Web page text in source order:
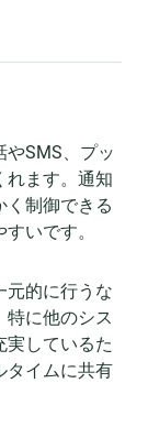
やSMS、プッ
れます。通知
く制御できる
いです。
元的に行うな
特に他のシス
実しているた
タイムに共有